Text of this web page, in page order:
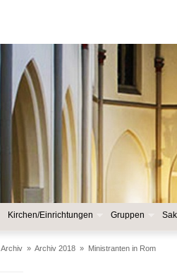
Kirchen/Einrichtungen Gruppen
Archiv » Archiv 2018 » Ministranten in Rom